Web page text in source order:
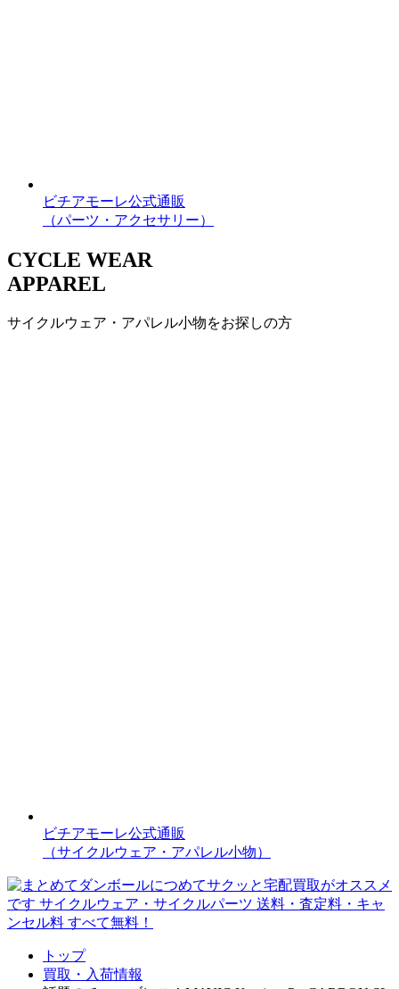
ビチアモーレ公式通販
（パーツ・アクセサリー）
CYCLE WEAR
APPAREL
サイクルウェア・アパレル小物をお探しの方
ビチアモーレ公式通販
（サイクルウェア・アパレル小物）
トップ
買取・入荷情報